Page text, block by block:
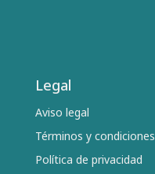
Legal
Aviso legal
Términos y condiciones
Política de privacidad